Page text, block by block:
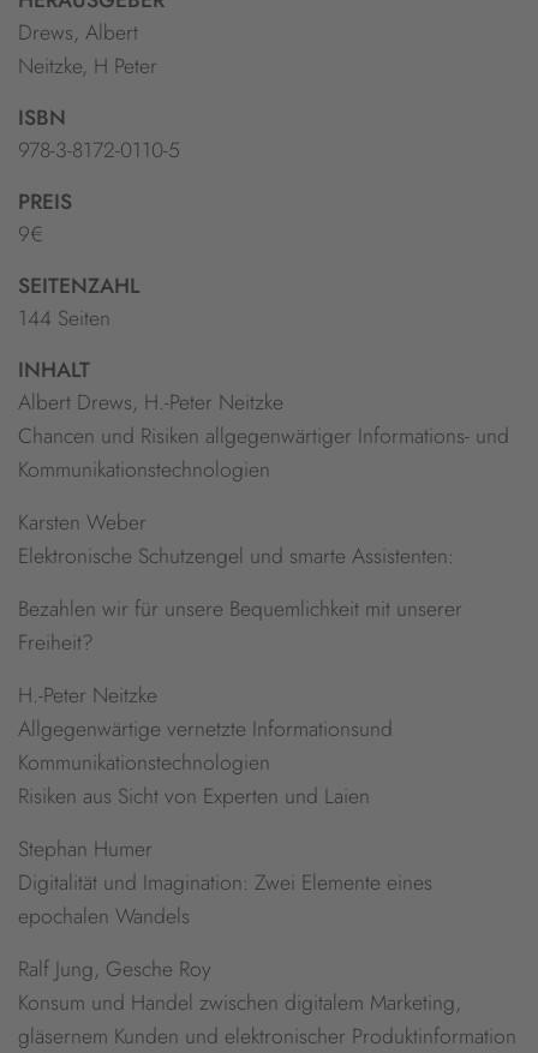
Drews, Albert
Neitzke, H Peter
ISBN
978-3-8172-0110-5
PREIS
9€
SEITENZAHL
144 Seiten
INHALT
Albert Drews, H.-Peter Neitzke
Chancen und Risiken allgegenwärtiger Informations- und
Kommunikationstechnologien
Karsten Weber
Elektronische Schutzengel und smarte Assistenten:
Bezahlen wir für unsere Bequemlichkeit mit unserer
Freiheit?
H.-Peter Neitzke
Allgegenwärtige vernetzte Informationsund
Kommunikationstechnologien
Risiken aus Sicht von Experten und Laien
Stephan Humer
Digitalität und Imagination: Zwei Elemente eines
epochalen Wandels
Ralf Jung, Gesche Roy
Konsum und Handel zwischen digitalem Marketing,
gläsernem Kunden und elektronischer Produktinformation